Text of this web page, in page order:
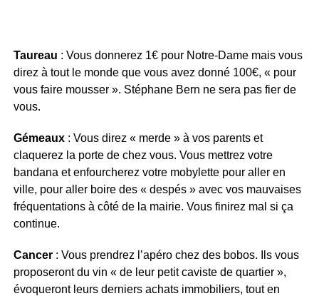
Taureau : Vous donnerez 1€ pour Notre-Dame mais vous
direz à tout le monde que vous avez donné 100€, « pour
vous faire mousser ». Stéphane Bern ne sera pas fier de
vous.
Gémeaux : Vous direz « merde » à vos parents et
claquerez la porte de chez vous. Vous mettrez votre
bandana et enfourcherez votre mobylette pour aller en
ville, pour aller boire des « despés » avec vos mauvaises
fréquentations à côté de la mairie. Vous finirez mal si ça
continue.
Cancer: Vous prendrez l’apéro chez des bobos. Ils vous
proposeront du vin « de leur petit caviste de quartier »,
évoqueront leurs derniers achats immobiliers, tout en